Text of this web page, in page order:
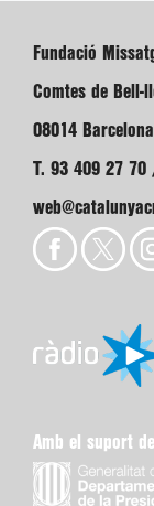
Fundació
Comtes de Bell-
08014 Barcelona
T. 93 409 27
Amb el suport